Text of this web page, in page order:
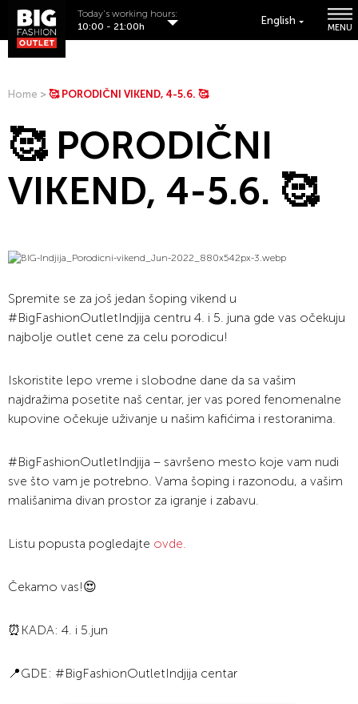
English
MENU
Today's working hours:
10:00 - 21:00h
Home > 🥰 PORODIČNI VIKEND, 4-5.6. 🥰
🥰 PORODIČNI
VIKEND, 4-5.6. 🥰
Spremite se za još jedan šoping vikend u
#BigFashionOutletIndjija centru 4. i 5. juna gde vas očekuju
najbolje outlet cene za celu porodicu!
Iskoristite lepo vreme i slobodne dane da sa vašim
najdražima posetite naš centar, jer vas pored fenomenalne
kupovine očekuje uživanje u našim kafićima i restoranima.
#BigFashionOutletIndjija – savršeno mesto koje vam nudi
sve što vam je potrebno. Vama šoping i razonodu, a vašim
mališanima divan prostor za igranje i zabavu.
Listu popusta pogledajte ovde.
Čekamo vas!😍
⏰KADA: 4. i 5.jun
📍GDE: #BigFashionOutletIndjija centar